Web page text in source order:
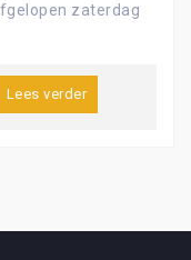
zaterdag
Lees verder